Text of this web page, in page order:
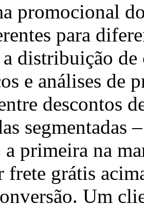
promocional
para
distribuição
e análises de
descontos
segmentadas
a primeira na
frete grátis
Um